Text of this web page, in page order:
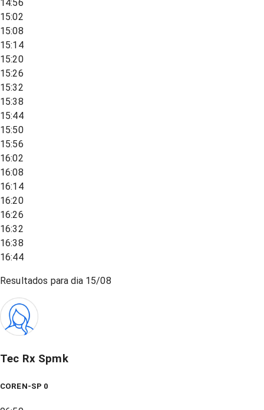
14:56
15:02
15:08
15:14
15:20
15:26
15:32
15:38
15:44
15:50
15:56
16:02
16:08
16:14
16:20
16:26
16:32
16:38
16:44
Resultados para dia 15/08
Tec Rx Spmk
COREN-SP 0